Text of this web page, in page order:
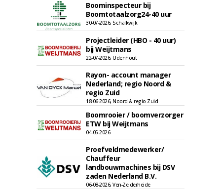
Boominspecteur bij
Boomtotaalzorg24-40 uur
30-07-2026, Schalkwijk
Projectleider (HBO - 40 uur)
bij Weijtmans
22-07-2026, Udenhout
Rayon- account manager
Nederland; regio Noord &
regio Zuid
18-06-2026, Noord & regio Zuid
Boomrooier / boomverzorger
ETW bij Weijtmans
04-05-2026
Proefveldmedewerker/
Chauffeur
landbouwmachines bij DSV
zaden Nederland B.V.
06-08-2026, Ven-Zelderheide